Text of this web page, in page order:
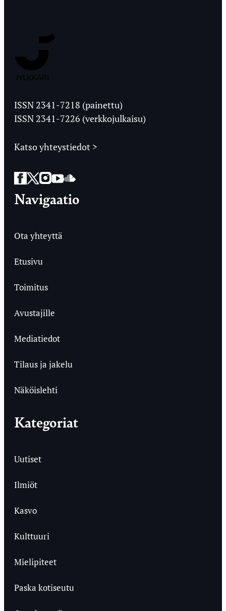
Ylioppilaslehti
ISSN 2341-7218 (painettu)
ISSN 2341-7226 (verkkojulkaisu)
Katso yhteystiedot >
Facebook
Twitter
Instagram
YouTube
SoundCloud
Navigaatio
Ota yhteyttä
Etusivu
Toimitus
Avustajille
Mediatiedot
Tilaus ja jakelu
Näköislehti
Kategoriat
Uutiset
Ilmiöt
Kasvo
Kulttuuri
Mielipiteet
Paska kotiseutu